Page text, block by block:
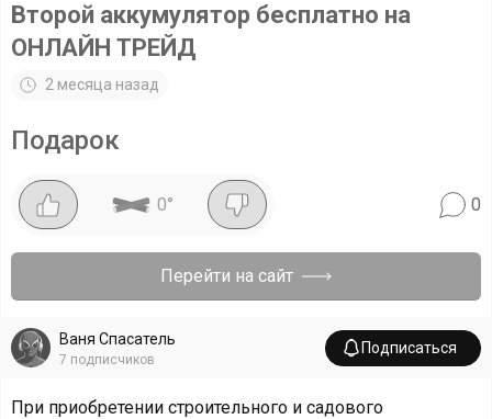
Второй аккумулятор бесплатно на
ОНЛАЙН ТРЕЙД
2 месяца назад
Подарок
0° 0
Перейти на сайт
Ваня Спасатель
7 подписчиков
Подписаться
При приобретении строительного и садового